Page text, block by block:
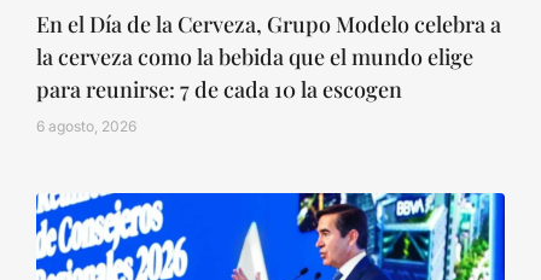
En el Día de la Cerveza, Grupo Modelo celebra a
la cerveza como la bebida que el mundo elige
para reunirse: 7 de cada 10 la escogen
6 agosto, 2026